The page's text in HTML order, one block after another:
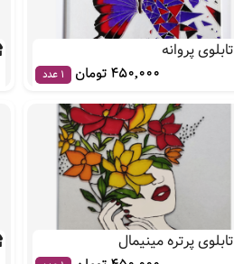
تابلوی پروانه
450,000 تومان 1 عدد
تابلوی پرتره مینیمال